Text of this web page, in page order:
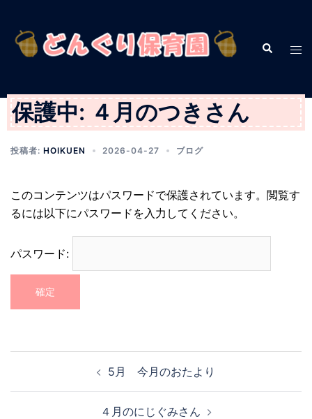
へ
検
索
ト
メ
ニ
保護中: ４月のつきさん
投稿者: HOIKUEN 2026-04-27 ブログ
このコンテンツはパスワードで保護されています。閲覧す
るには以下にパスワードを入力してください。
パスワード:
ナ
5月 今月のおたより
４月のにじぐみさん